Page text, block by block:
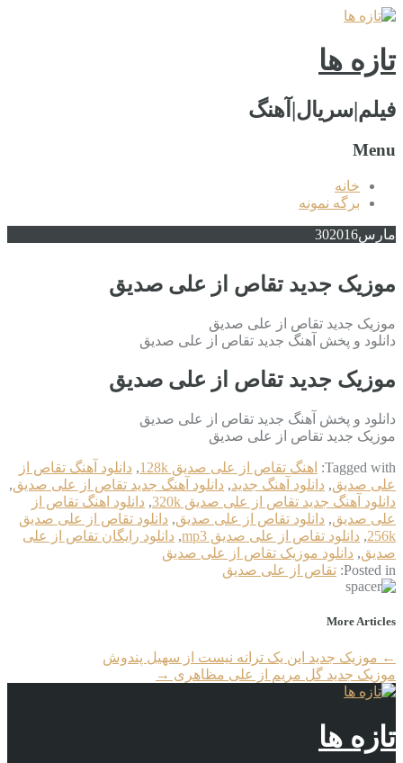
تازه ها
فیلم|سریال|آهنگ
Menu
خانه
برگه نمونه
مارس 302016
موزیک جدید تقاص از علی صدیق
موزیک جدید تقاص از علی صدیق
دانلود و پخش آهنگ جدید تقاص از علی صدیق
موزیک جدید تقاص از علی صدیق
دانلود و پخش آهنگ جدید تقاص از علی صدیق
موزیک جدید تقاص از علی صدیق
Tagged with: اهنگ تقاص از علی صدیق 128k , دانلود آهنگ تقاص از
علی صدیق, دانلود آهنگ جدید, دانلود آهنگ جدید تقاص از علی صدیق,
دانلود آهنگ جدید تقاص از علی صدیق 320k
, دانلود اهنگ تقاص از
علی صدیق, دانلود تقاص از علی صدیق, دانلود تقاص از علی صدیق
256k
, دانلود تقاص از علی صدیق mp3 , دانلود رایگان تقاص از علی
صدیق, دانلود موزیک تقاص از علی صدیق
Posted in: تقاص از علی صدیق
More Articles
← موزیک جدید این یک ترانه نیست از سهیل پندوش
موزیک جدید گل مریم از علی مظاهری →
تازه ها